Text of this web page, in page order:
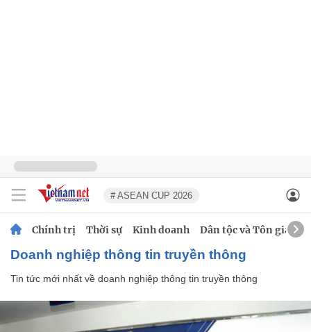
# ASEAN CUP 2026
Chính trị Thời sự Kinh doanh Dân tộc và Tôn giáo
doanh nghiệp thông tin truyền thông
Tin tức mới nhất về doanh nghiệp thông tin truyền thông